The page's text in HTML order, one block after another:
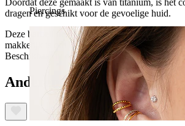
Piercings
Doordat deze gemaakt is van titanium, is het
dragen en geschikt voor de gevoelige huid.
Deze barbell heeft een push-in sluiting, wat
makkelijk is om het sieraad in je piercing aan
Beschikbaar in een gouden, zilveren of
Anderen kochten ook